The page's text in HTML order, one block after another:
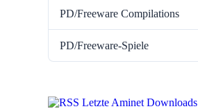
PD/Freeware Compilations
PD/Freeware-Spiele
Letzte Aminet Downloads